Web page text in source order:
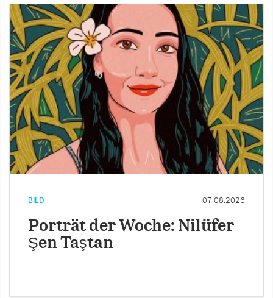
BILD 07.08.2026
Porträt der Woche: Nilüfer
Şen Taştan